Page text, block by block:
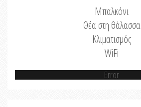
Μπαλκόνι
Θέα στη θάλασσα
Κλιματισμός
WiFi
Error